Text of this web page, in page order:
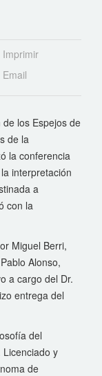
Imprimir
Email
los Espejos de
de la
la conferencia
interpretación
a
con la
Miguel Berri,
Alonso,
a cargo del Dr.
entrega del
del
y
de